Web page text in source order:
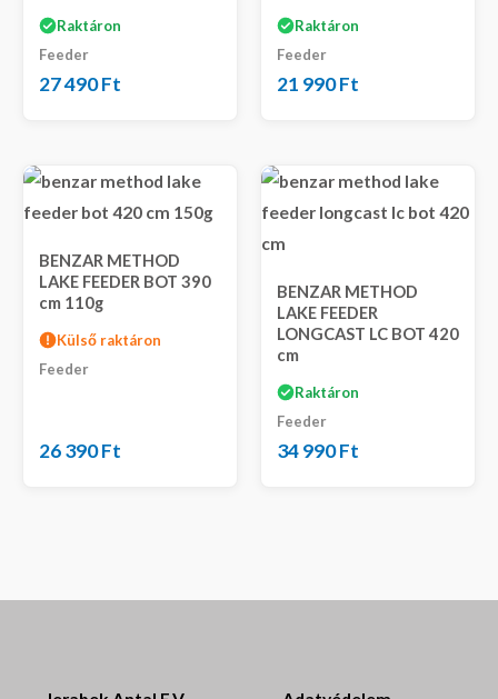
Raktáron
Feeder
27 490Ft
Raktáron
Feeder
21 990Ft
BENZAR METHOD
LAKE FEEDER BOT 390
cm 110g
Külső raktáron
Feeder
26 390Ft
BENZAR METHOD
LAKE FEEDER
LONGCAST LC BOT 420
cm
Raktáron
Feeder
34 990Ft